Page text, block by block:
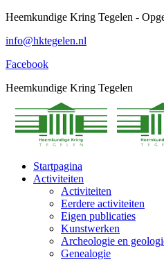
Spring
content
Heemkundige Kring Tegelen -
info@hktegelen.nl
Facebook
Heemkundige Kring Tegelen
Startpagina
Activiteiten
Activiteiten
Eerdere activiteiten
Eigen publicaties
Kunstwerken
Archeologie en
Genealogie